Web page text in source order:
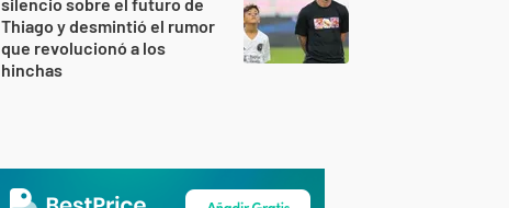
Thiago y desmintió el rumor
que revolucionó a los
hinchas